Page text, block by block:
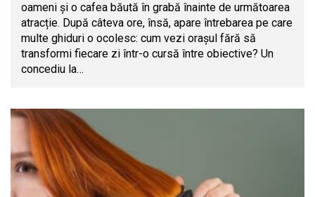
oameni și o cafea băută în grabă înainte de următoarea
atracție. După câteva ore, însă, apare întrebarea pe care
multe ghiduri o ocolesc: cum vezi orașul fără să
transformi fiecare zi într-o cursă între obiective? Un
concediu la…